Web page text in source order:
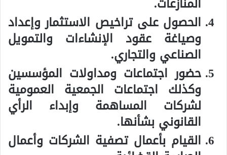
الحصول على تراخيص الاستثمار وإعداد
وصياغة عقود الإنشاءات والتمويل
الصناعي والتجاري.
حضور اجتماعات ومداولات المؤسسين
وكذلك اجتماعات الجمعية العمومية
لشركات المساهمة وإبداء الرأي
القانوني بشأنها.
القيام بأعمال تصفية الشركات وأعمال